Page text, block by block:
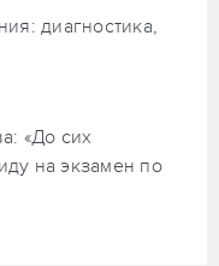
диагностика,
«До сих
на экзамен по